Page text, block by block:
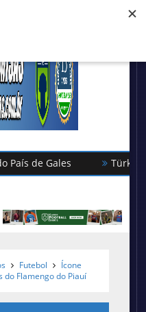
Türkgücü
Futebol
Ícone
do Flamengo do Piauí